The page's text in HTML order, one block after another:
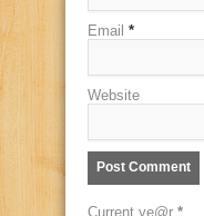
Email *
Website
Current ye@r *